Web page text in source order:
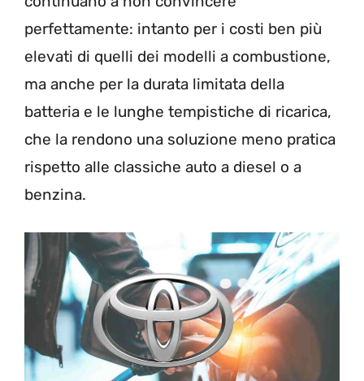
perfettamente: intanto per i costi ben più
elevati di quelli dei modelli a combustione,
ma anche per la durata limitata della
batteria e le lunghe tempistiche di ricarica,
che la rendono una soluzione meno pratica
rispetto alle classiche auto a diesel o a
benzina.